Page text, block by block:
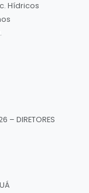
Hídricos
– DIRETORES